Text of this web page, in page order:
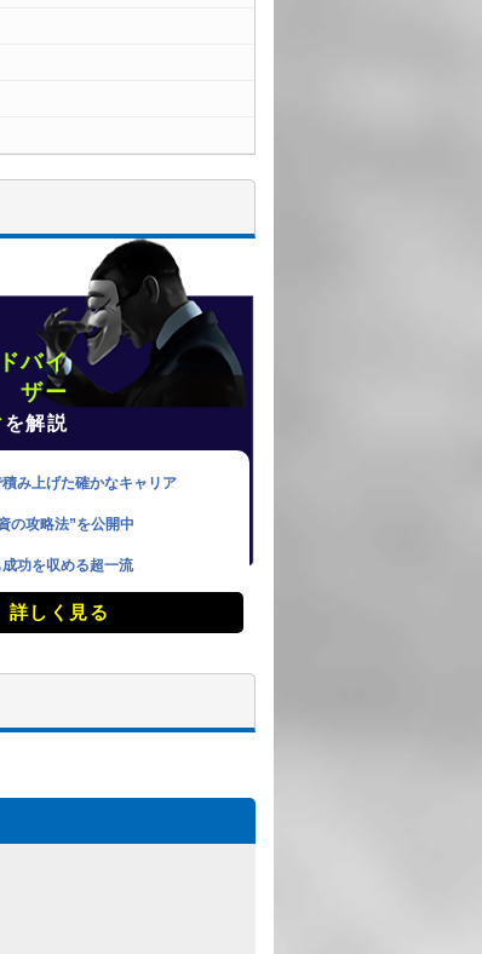
バイ
ザー
を解説
み上げた確かなキャリア
の攻略法”を公開中
功を収める超一流
詳しく見る